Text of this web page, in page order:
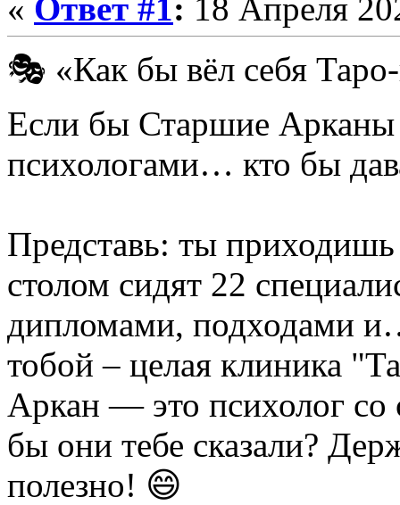
« Ответ #1 : 18 Апреля
🎭 «Как бы вёл себя
Если бы Старшие
психологами… кто бы
Представь: ты
столом сидят 22
дипломами, подходами
тобой – целая клиника
Аркан — это психолог
бы они тебе сказали?
полезно! 😄